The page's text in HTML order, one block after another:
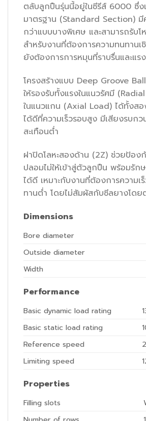
ตลับลูกปืนรุ่นนี้อยู่ในซีรีส์ 6000 ซึ่ง
มาตรฐาน (Standard Section) มี
กว่าแบบบางพิเศษ และสามารถรับโ
สำหรับงานที่ต้องการความทนทาน
ยังต้องการการหมุนที่ราบรื่นและแร
โครงสร้างแบบ Deep Groove
ให้รองรับทั้งแรงในแนวรัศมี
ในแนวแกน (Axial Load) ได้ทั้งส
ได้ดีที่ความเร็วรอบสูง มีเสียงรบกว
สะเทือนต่ำ
ฝาปิดโลหะสองด้าน (2Z) ช่วยป้อง
ปลอมไม่ให้เข้าสู่ตัวลูกปืน พร้อมรักษ
ได้ดี เหมาะกับงานที่ต้องการความเ
ทานต่ำ โดยไม่สัมผัสกับซีลยางโดย
Dimensions
Bore diameter
Outside diameter
Width
Performance
Basic dynamic load rating
Basic static load rating
Reference speed
Limiting speed
Properties
Filling slots